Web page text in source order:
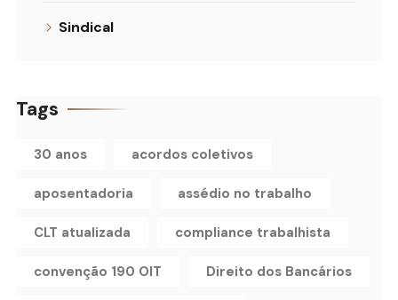
Sindical
Tags
30 anos acordos coletivos
aposentadoria assédio no trabalho
CLT atualizada compliance trabalhista
convenção 190 OIT Direito dos Bancários